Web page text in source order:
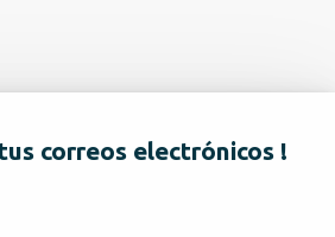
correos electrónicos !